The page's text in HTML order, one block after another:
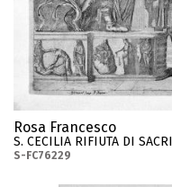
Rosa Francesco
S. CECILIA RIFIUTA DI
S-FC76229